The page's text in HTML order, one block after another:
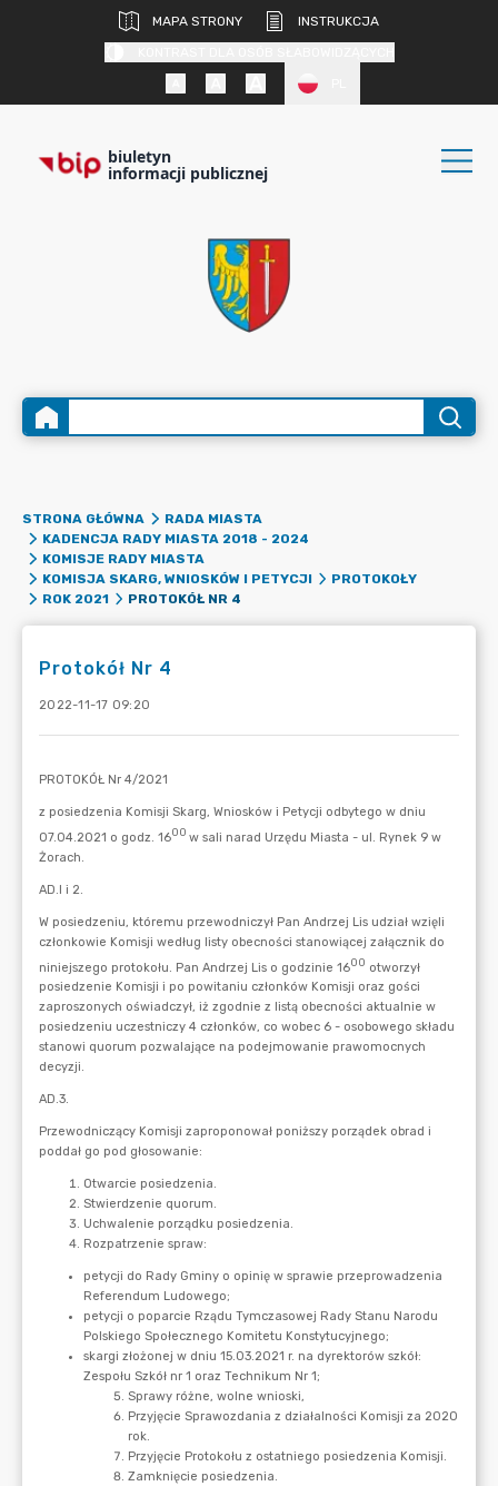
MAPA STRONY
INSTRUKCJA
biuletyn
informacji publicznej
STRONA GŁÓWNA
RADA MIASTA
KADENCJA RADY MIASTA 2018 - 2024
KOMISJE RADY MIASTA
KOMISJA SKARG, WNIOSKÓW I PETYCJI
PROTOKOŁY
ROK 2021
PROTOKÓŁ NR 4
Protokół Nr 4
2022-11-17 09:20